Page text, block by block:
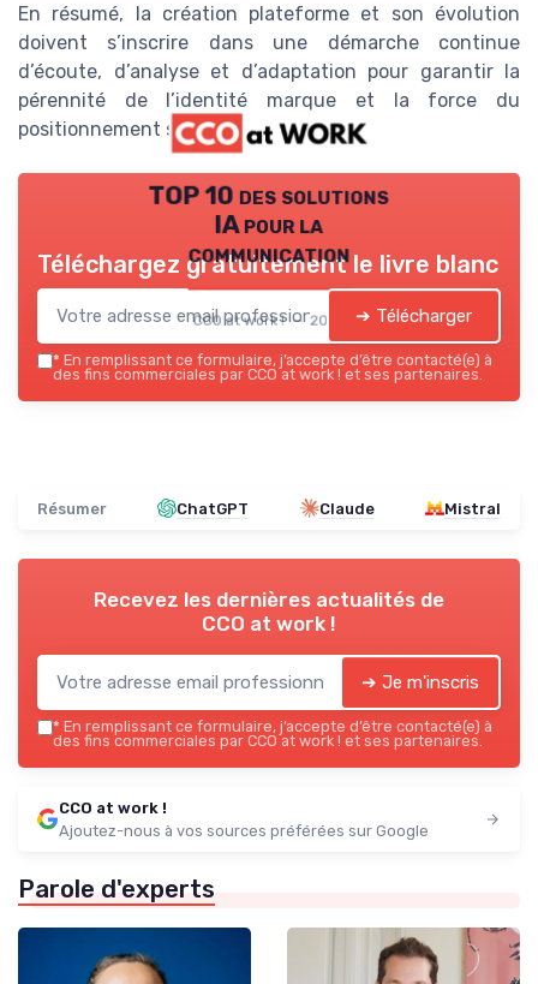
En résumé, la création plateforme et son évolution
doivent s’inscrire dans une démarche continue
d’écoute, d’analyse et d’adaptation pour garantir la
pérennité de l’identité marque et la force du
positionnement sur le marché.
TOP 10 des solutions
IA pour la
communication
CCO at work ! — 2026
Téléchargez gratuitement le livre blanc
➔ Télécharger
* En remplissant ce formulaire, j’accepte d’être contacté(e) à
des fins commerciales par CCO at work ! et ses partenaires.
Résumer ChatGPT Claude Mistral
Recevez les dernières actualités de
CCO at work !
➔ Je m'inscris
* En remplissant ce formulaire, j’accepte d’être contacté(e) à
des fins commerciales par CCO at work ! et ses partenaires.
CCO at work !
Ajoutez-nous à vos sources préférées sur Google
Parole d'experts